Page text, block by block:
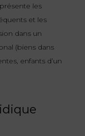
les
et les
dans un
(biens dans
enfants d’un